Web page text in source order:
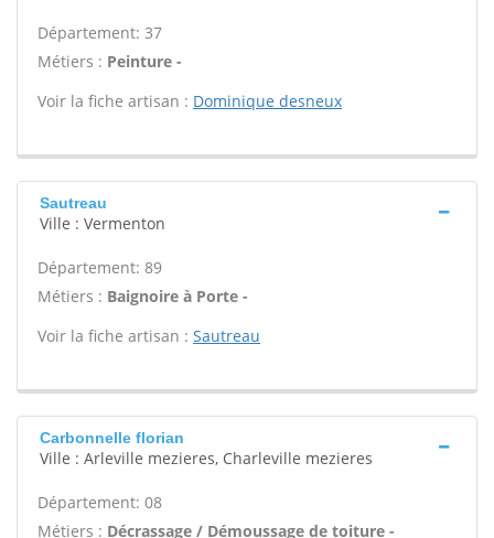
Département: 37
Métiers : Peinture -
Voir la fiche artisan : Dominique desneux
Sautreau
Ville : Vermenton
Département: 89
Métiers : Baignoire à Porte -
Voir la fiche artisan : Sautreau
Carbonnelle florian
Ville : Arleville mezieres, Charleville mezieres
Département: 08
Métiers : Décrassage / Démoussage de toiture -